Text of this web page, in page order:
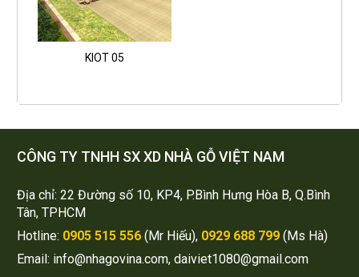
KIOT 05
CÔNG TY TNHH SX XD NHÀ GỖ VIỆT NAM
Địa chỉ: 22 Đường số 10, KP4, P.Bình Hưng Hòa B, Q.Bình
Tân, TPHCM
Hotline: 0905 515 556(Mr Hiếu), 0929 688 799(Ms Hà)
Email: info@nhagovina.com, daiviet1080@gmail.com